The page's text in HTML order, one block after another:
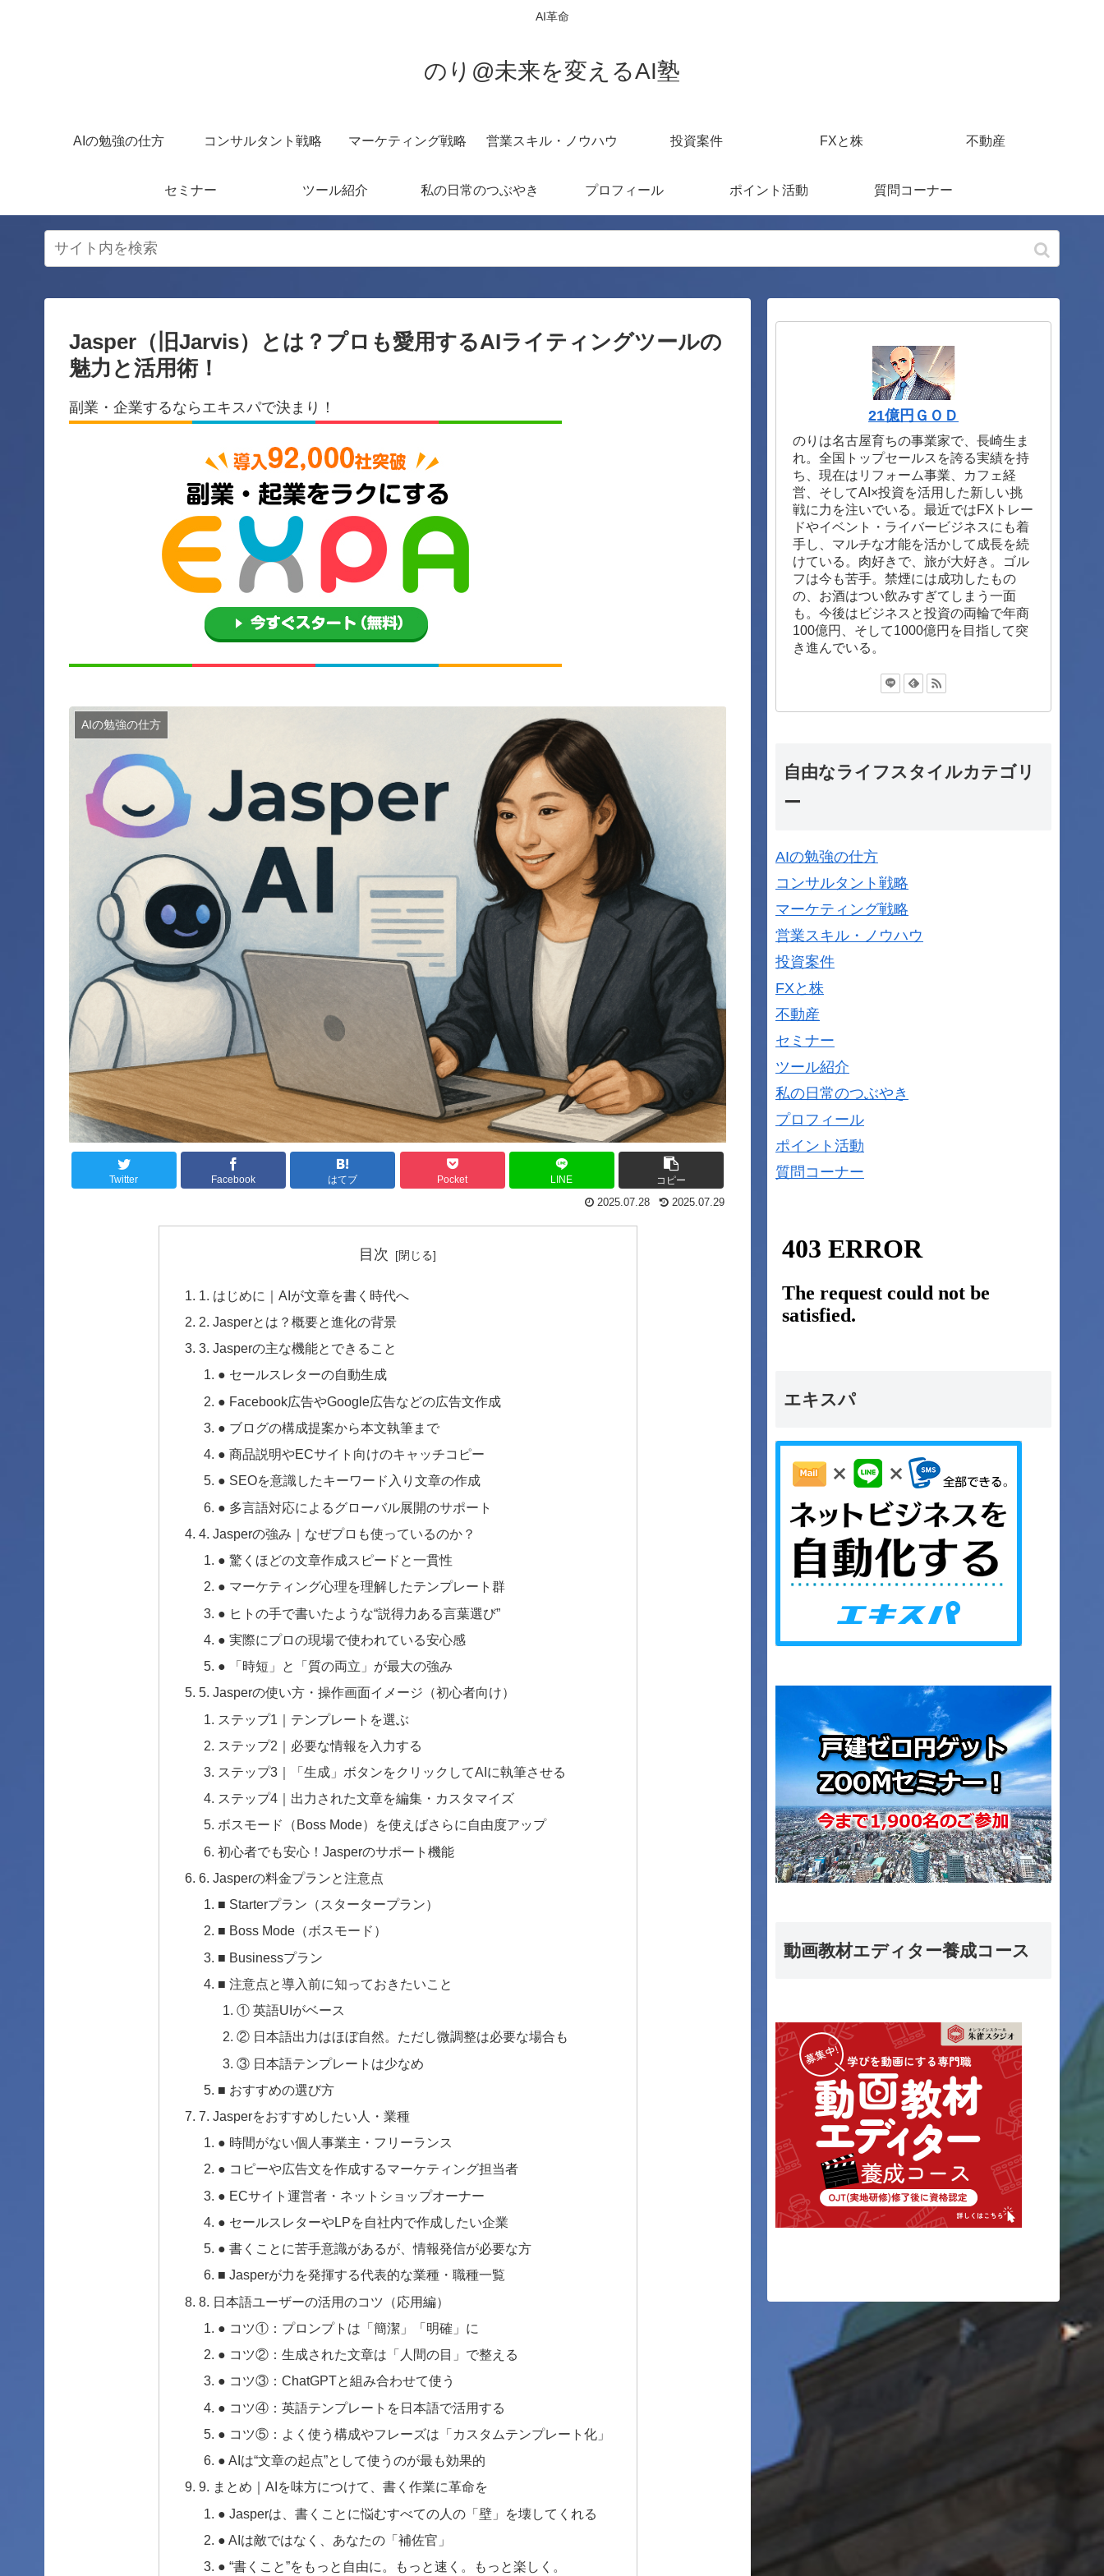
AI革命
のり@未来を変えるAI塾
AIの勉強の仕方 コンサルタント戦略 マーケティング戦略 営業スキル・ノウハウ 投資案件 FXと株 不動産
セミナー ツール紹介 私の日常のつぶやき プロフィール ポイント活動 質問コーナー
Jasper（旧Jarvis）とは？プロも愛用するAIライティングツールの
魅力と活用術！
副業・企業するならエキスパで決まり！
AIの勉強の仕方
Twitter Facebook はてブ Pocket LINE
コピー
2025.07.28
2025.07.29
目次
1. はじめに｜AIが文章を書く時代へ
2. Jasperとは？概要と進化の背景
3. Jasperの主な機能とできること
● セールスレターの自動生成
● Facebook広告やGoogle広告などの広告文作成
● ブログの構成提案から本文執筆まで
● 商品説明やECサイト向けのキャッチコピー
● SEOを意識したキーワード入り文章の作成
● 多言語対応によるグローバル展開のサポート
4. Jasperの強み｜なぜプロも使っているのか？
● 驚くほどの文章作成スピードと一貫性
● マーケティング心理を理解したテンプレート群
● ヒトの手で書いたような“説得力ある言葉選び”
● 実際にプロの現場で使われている安心感
● 「時短」と「質の両立」が最大の強み
5. Jasperの使い方・操作画面イメージ（初心者向け）
ステップ1｜テンプレートを選ぶ
ステップ2｜必要な情報を入力する
ステップ3｜「生成」ボタンをクリックしてAIに執筆させる
ステップ4｜出力された文章を編集・カスタマイズ
ボスモード（Boss Mode）を使えばさらに自由度アップ
初心者でも安心！Jasperのサポート機能
6. Jasperの料金プランと注意点
■ Starterプラン（スタータープラン）
■ Boss Mode（ボスモード）
■ Businessプラン
■ 注意点と導入前に知っておきたいこと
① 英語UIがベース
② 日本語出力はほぼ自然。ただし微調整は必要な場合も
③ 日本語テンプレートは少なめ
■ おすすめの選び方
7. Jasperをおすすめしたい人・業種
● 時間がない個人事業主・フリーランス
● コピーや広告文を作成するマーケティング担当者
● ECサイト運営者・ネットショップオーナー
● セールスレターやLPを自社内で作成したい企業
● 書くことに苦手意識があるが、情報発信が必要な方
■ Jasperが力を発揮する代表的な業種・職種一覧
8. 日本語ユーザーの活用のコツ（応用編）
● コツ①：プロンプトは「簡潔」「明確」に
● コツ②：生成された文章は「人間の目」で整える
● コツ③：ChatGPTと組み合わせて使う
● コツ④：英語テンプレートを日本語で活用する
● コツ⑤：よく使う構成やフレーズは「カスタムテンプレート化」
● AIは“文章の起点”として使うのが最も効果的
9. まとめ｜AIを味方につけて、書く作業に革命を
● Jasperは、書くことに悩むすべての人の「壁」を壊してくれる
● AIは敵ではなく、あなたの「補佐官」
● “書くこと”をもっと自由に。もっと速く。もっと楽しく。
21億円ＧＯＤ
のりは名古屋育ちの事業家で、長崎生ま
れ。全国トップセールスを誇る実績を持
ち、現在はリフォーム事業、カフェ経
営、そしてAI×投資を活用した新しい挑
戦に力を注いでいる。最近ではFXトレー
ドやイベント・ライバービジネスにも着
手し、マルチな才能を活かして成長を続
けている。肉好きで、旅が大好き。ゴル
フは今も苦手。禁煙には成功したもの
の、お酒はつい飲みすぎてしまう一面
も。今後はビジネスと投資の両輪で年商
100億円、そして1000億円を目指して突
き進んでいる。
自由なライフスタイルカテゴリ
ー
AIの勉強の仕方
コンサルタント戦略
マーケティング戦略
営業スキル・ノウハウ
投資案件
FXと株
不動産
セミナー
ツール紹介
私の日常のつぶやき
プロフィール
ポイント活動
質問コーナー
エキスパ
動画教材エディター養成コース